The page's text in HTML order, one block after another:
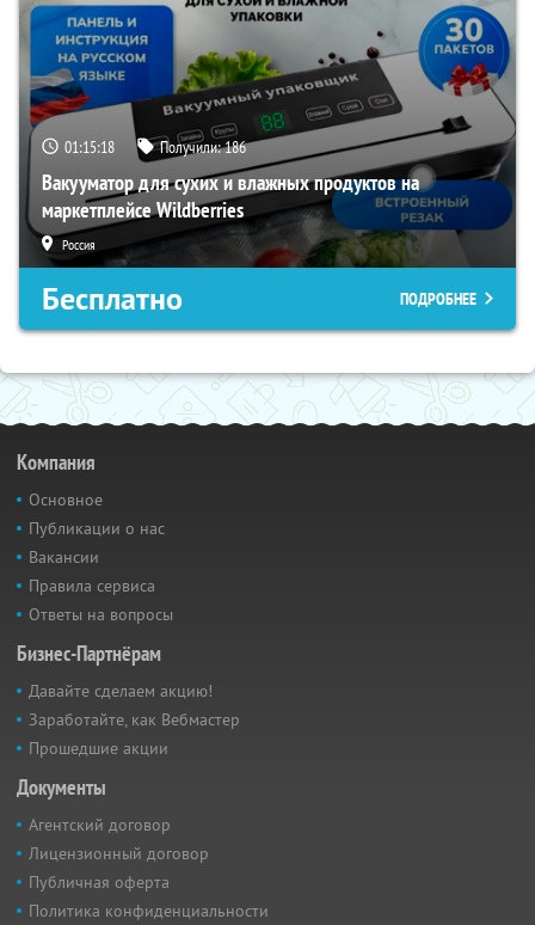
01:15:17 Получили:186
Вакууматор для сухих и влажных продуктов на
маркетплейсе Wildberries
Россия
Бесплатно ПОДРОБНЕЕ
Компания
Основное
Публикации о нас
Вакансии
Правила сервиса
Ответы на вопросы
Бизнес-Партнёрам
Давайте сделаем акцию!
Заработайте, как Вебмастер
Прошедшие акции
Документы
Агентский договор
Лицензионный договор
Публичная оферта
Политика конфиденциальности